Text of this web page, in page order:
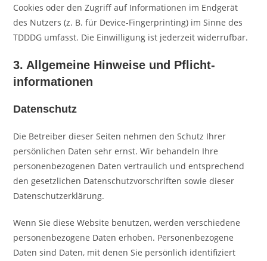
Cookies oder den Zugriff auf Informationen im Endgerät
des Nutzers (z. B. für Device-Fingerprinting) im Sinne des
TDDDG umfasst. Die Einwilligung ist jederzeit widerrufbar.
3. Allgemeine Hinweise und Pflicht­
informationen
Datenschutz
Die Betreiber dieser Seiten nehmen den Schutz Ihrer
persönlichen Daten sehr ernst. Wir behandeln Ihre
personenbezogenen Daten vertraulich und entsprechend
den gesetzlichen Datenschutzvorschriften sowie dieser
Datenschutzerklärung.
Wenn Sie diese Website benutzen, werden verschiedene
personenbezogene Daten erhoben. Personenbezogene
Daten sind Daten, mit denen Sie persönlich identifiziert